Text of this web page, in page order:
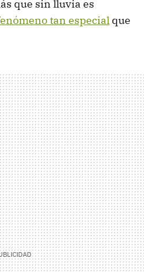
que sin lluvia es
tan especial que